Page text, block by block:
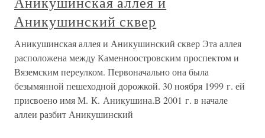
Аникушинский сквер
Аникушинская аллея и Аникушинский сквер Эта аллея
расположена между Каменноостровским проспектом и
Вяземским переулком. Первоначально она была
безымянной пешеходной дорожкой. 30 ноября 1999 г. ей
присвоено имя М. К. Аникушина.В 2001 г. в начале
аллеи разбит Аникушинский